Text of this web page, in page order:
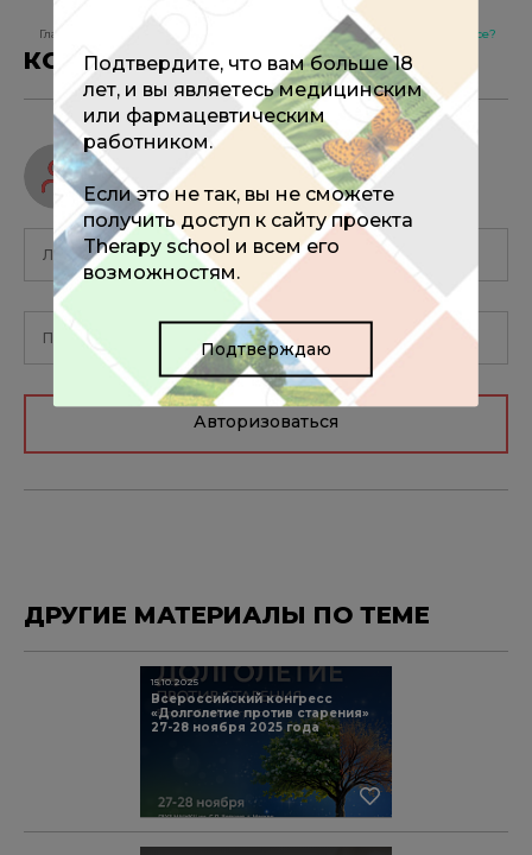
Главная Новости Как получить баллы НМО за участие в Конгрессе?
КОММЕНТАРИИ 0
Авторизуйтесь, чтобы оставить
комментарий
Авторизоваться
ДРУГИЕ МАТЕРИАЛЫ ПО ТЕМЕ
Всероссийский конгресс
«Долголетие против старения»
27-28 ноября 2025 года
15.10.2025
Подтвердите, что вам больше 18
лет, и вы являетесь медицинским
или фармацевтическим
работником.
Если это не так, вы не сможете
получить доступ к сайту проекта
Therapy school и всем его
возможностям.
Подтверждаю